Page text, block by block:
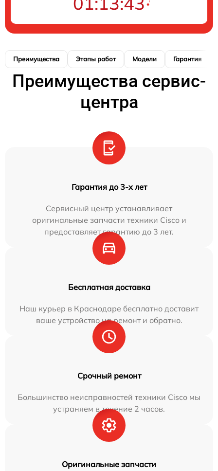
Преимущества Этапы работ Модели Гарантия
Преимущества сервис-
центра
Гарантия до 3-х лет
Сервисный центр устанавливает
оригинальные запчасти техники Cisco и
предоставляет гарантию до 3 лет.
Бесплатная доставка
Наш курьер в Краснодаре бесплатно доставит
ваше устройство на ремонт и обратно.
Срочный ремонт
Большинство неисправностей техники Cisco мы
устраняем в течение 2 часов.
Оригинальные запчасти